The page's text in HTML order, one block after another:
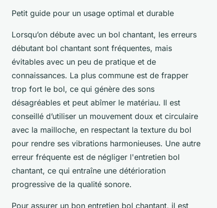
Petit guide pour un usage optimal et durable
Lorsqu’on débute avec un bol chantant, les erreurs
débutant bol chantant sont fréquentes, mais
évitables avec un peu de pratique et de
connaissances. La plus commune est de frapper
trop fort le bol, ce qui génère des sons
désagréables et peut abîmer le matériau. Il est
conseillé d’utiliser un mouvement doux et circulaire
avec la mailloche, en respectant la texture du bol
pour rendre ses vibrations harmonieuses. Une autre
erreur fréquente est de négliger l'entretien bol
chantant, ce qui entraîne une détérioration
progressive de la qualité sonore.
Pour assurer un bon entretien bol chantant, il est